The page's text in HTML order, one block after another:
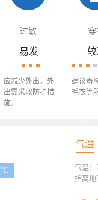
过敏 穿
易发
应减少外出，外
出需采取防护措
施。
建议着
毛衣等
气温
气温：
指离地